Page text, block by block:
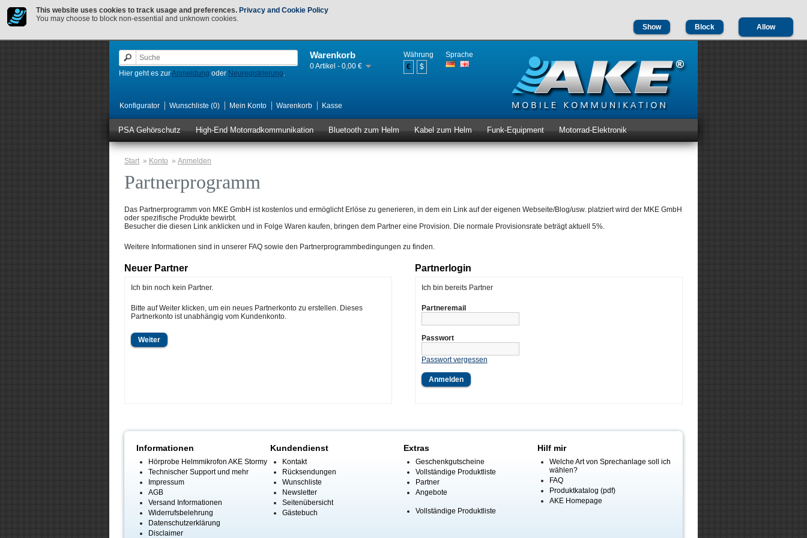
This website uses cookies to track usage and preferences. Privacy and Cookie Policy
You may choose to block non-essential and unknown cookies.
Show
Block Allow
Sprache
Währung
€
$
Warenkorb
0 Artikel - 0,00 €
Hier geht es zurAnmeldung oder Neuregistrierung.
Konfigurator Wunschliste (0) Mein Konto Warenkorb Kasse
PSA Gehörschutz High-End Motorradkommunikation Bluetooth zum Helm Kabel zum Helm Funk-Equipment Motorrad-Elektronik
Start » Konto » Anmelden
Partnerprogramm
Das Partnerprogramm von MKE GmbH ist kostenlos und ermöglicht Erlöse zu generieren, in dem ein Link auf der eigenen Webseite/Blog/usw. platziert wird der MKE GmbH
oder spezifische Produkte bewirbt.
Besucher die diesen Link anklicken und in Folge Waren kaufen, bringen dem Partner eine Provision. Die normale Provisionsrate beträgt aktuell 5%.
Weitere Informationen sind in unserer FAQ sowie den Partnerprogrammbedingungen zu finden.
Neuer Partner
Ich bin noch kein Partner.
Bitte auf Weiter klicken, um ein neues Partnerkonto zu erstellen. Dieses
Partnerkonto ist unabhängig vom Kundenkonto.
Weiter
Partnerlogin
Ich bin bereits Partner
Partneremail
Passwort
Passwort vergessen
Informationen
Hörprobe Helmmikrofon AKE Stormy
Technischer Support und mehr
Impressum
AGB
Versand Informationen
Widerrufsbelehrung
Datenschutzerklärung
Disclaimer
Kundendienst
Kontakt
Rücksendungen
Wunschliste
Newsletter
Seitenübersicht
Gästebuch
Extras
Geschenkgutscheine
Vollständige Produktliste
Partner
Angebote
Vollständige Produktliste
Hilf mir
Welche Art von Sprechanlage soll ich
wählen?
FAQ
Produktkatalog (pdf)
AKE Homepage